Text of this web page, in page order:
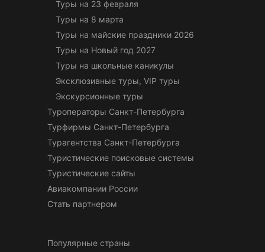
Туры на 23 февраля
Туры на 8 марта
Туры на майские праздники 2026
Туры на Новый год 2027
Туры на школьные каникулы
Эксклюзивные туры, VIP туры
Экскурсионные туры
Туроператоры Санкт-Петербурга
Турфирмы Санкт-Петербурга
Турагентства Санкт-Петербурга
Туристические поисковые системы
Туристические сайты
Авиакомпании России
Стать партнером
Популярные страны